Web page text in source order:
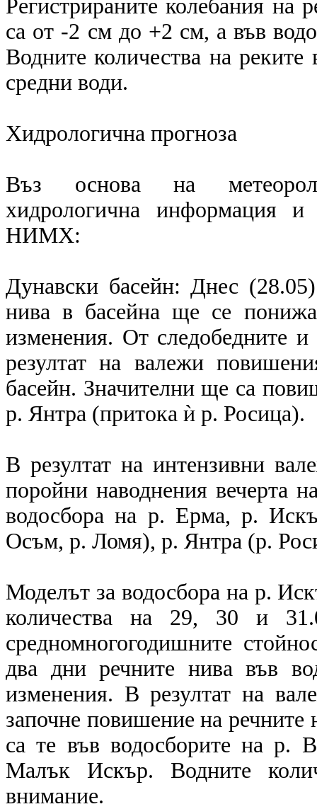
Регистрираните колебания на
са от -2 см до +2 см, а във
Водните количества на реките
средни води.
Хидрологична прогноза
Въз основа на
хидрологична информация и
НИМХ:
Дунавски басейн: Днес
нива в басейна ще се
изменения. От следобедните
резултат на валежи
басейн. Значителни ще са
р. Янтра (притока ѝ р. Росица).
В резултат на интензивни
поройни наводнения вечерта
водосбора на р. Ерма, р.
Осъм, р. Ломя), р. Янтра (р.
Моделът за водосбора на р.
количества на 29, 30 и
средномногогодишните
два дни речните нива във
изменения. В резултат на
започне повишение на
са те във водосборите на р.
Малък Искър. Водните
внимание.